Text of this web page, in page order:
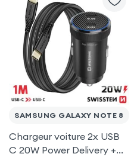
SAMSUNG GALAXY NOTE 8
Chargeur voiture 2x USB
C 20W Power Delivery +